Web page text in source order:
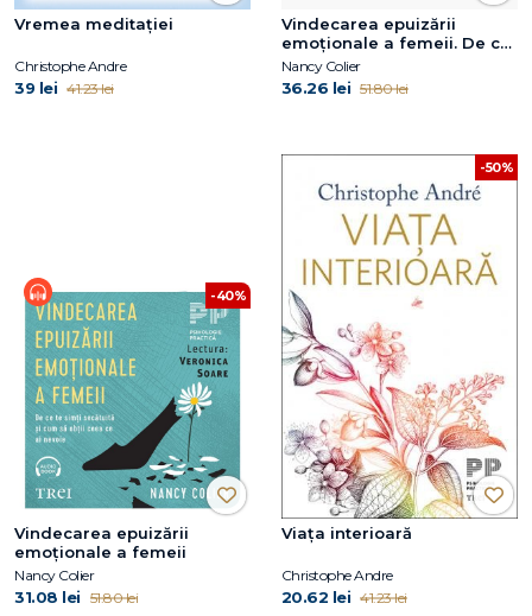
Vremea meditației
Christophe Andre
39 lei 41.23 lei
Vindecarea epuizării
emoționale a femeii. De ce
te simți secătuită și cum să
obții ceea ce ai nevoie
Nancy Colier
36.26 lei 51.80 lei
-40%
Vindecarea epuizării
emoționale a femeii
Nancy Colier
31.08 lei 51.80 lei
-50%
Viața interioară
Christophe Andre
20.62 lei 41.23 lei